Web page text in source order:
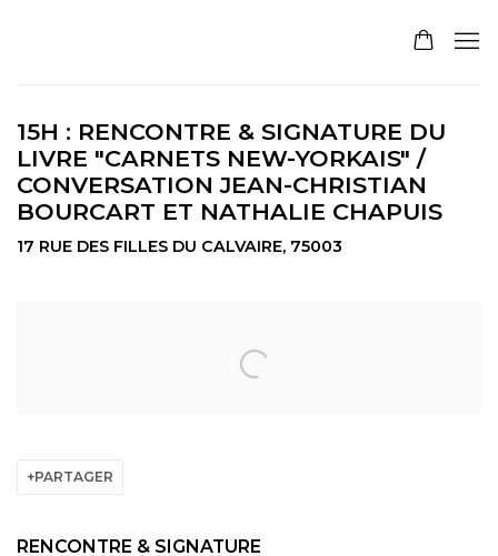
15H : RENCONTRE & SIGNATURE DU
LIVRE "CARNETS NEW-YORKAIS" /
CONVERSATION JEAN-CHRISTIAN
BOURCART ET NATHALIE CHAPUIS
17 RUE DES FILLES DU CALVAIRE, 75003
PARTAGER
RENCONTRE & SIGNATURE